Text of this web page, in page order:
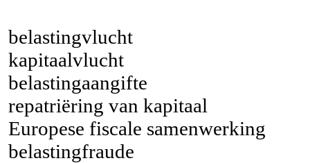
belastingvlucht
kapitaalvlucht
belastingaangifte
repatriëring van kapitaal
Europese fiscale samenwerking
belastingfraude